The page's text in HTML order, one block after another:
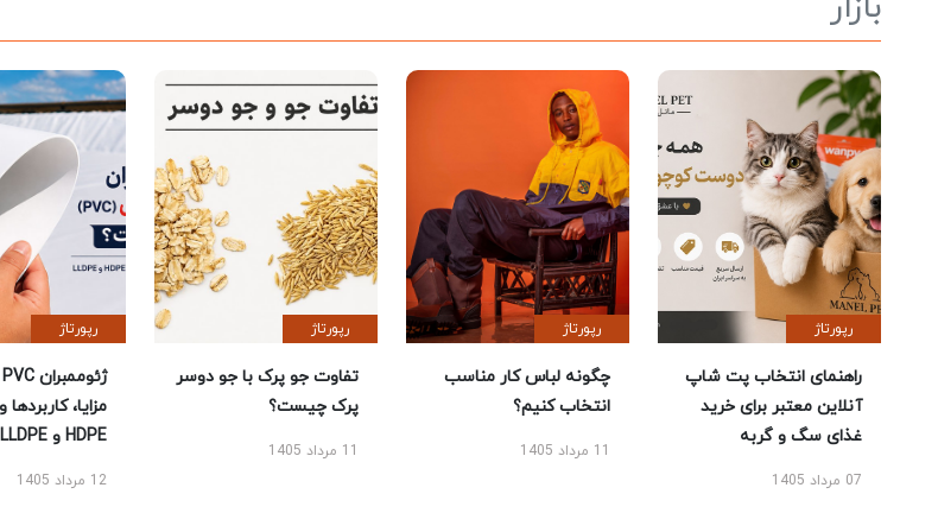
رپورتاژ
راهنمای انتخاب پت شاپ
آنلاین معتبر برای خرید
غذای سگ و گربه
07 مرداد 1405
رپورتاژ
چگونه لباس کار مناسب
انتخاب کنیم؟
11 مرداد 1405
رپورتاژ
تفاوت جو پرک با جو دوسر
پرک چیست؟
11 مرداد 1405
رپورتاژ
مزایا،
HDPE و LLDPE
12 مرداد 1405